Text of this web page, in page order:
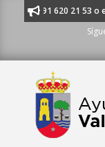
al 91 620 21 53